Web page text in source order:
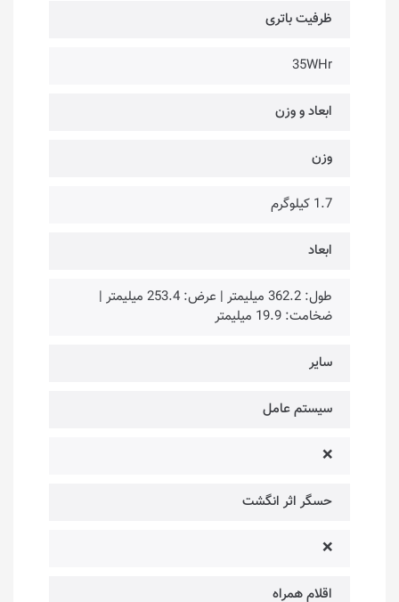
ظرفیت باتری
35WHr
ابعاد و وزن
وزن
1.7 کیلوگرم
ابعاد
طول: 362.2 میلیمتر | عرض: 253.4 میلیمتر |
ضخامت: 19.9 میلیمتر
سایر
سیستم عامل
❌
حسگر اثر انگشت
❌
اقلام همراه